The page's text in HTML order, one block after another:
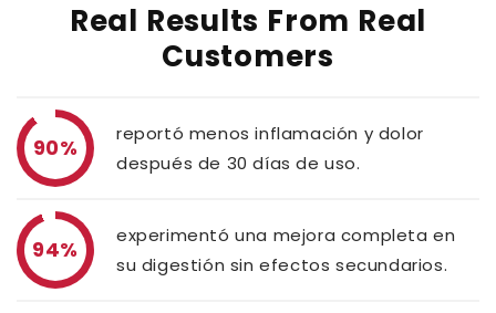
Real Results From Real
Customers
90%
reportó menos inflamación y dolor
después de 30 días de uso.
94%
experimentó una mejora completa en
su digestión sin efectos secundarios.